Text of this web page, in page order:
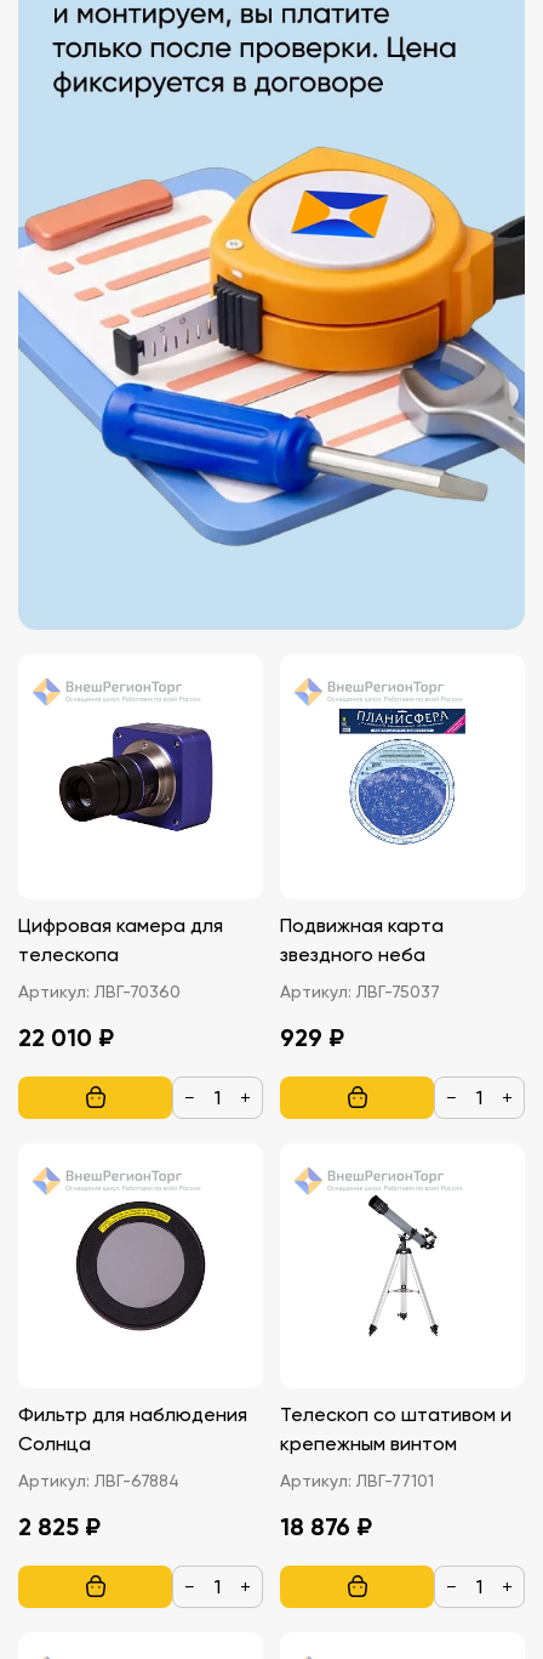
Цифровая камера для
телескопа
Артикул: ЛВГ-70360
22 010 ₽
− +
Подвижная карта
звездного неба
Артикул: ЛВГ-75037
929 ₽
− +
Фильтр для наблюдения
Солнца
Артикул: ЛВГ-67884
2 825 ₽
− +
Телескоп со штативом и
крепежным винтом
Артикул: ЛВГ-77101
18 876 ₽
− +